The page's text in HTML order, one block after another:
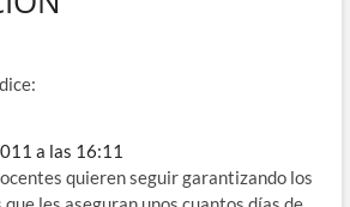
dice:
a las 16:11
quieren seguir garantizando los